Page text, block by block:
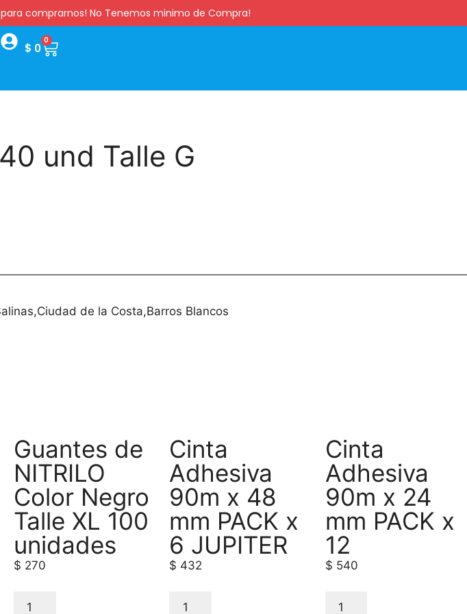
para comprarnos! No Tenemos minimo de Compra!
$ 0
0
und Talle G
de la Costa,Barros Blancos
Guantes de
NITRILO
Color Negro
Talle XL 100
unidades
$ 270
Cinta
Adhesiva
90m x 48
mm PACK x
6 JUPITER
$ 432
Cinta
Adhesiva
90m x 24
mm PACK x
12
$ 540